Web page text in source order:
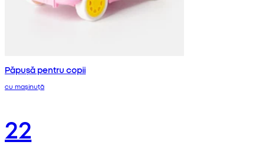
Păpușă pentru copii
cu mașinuță
22